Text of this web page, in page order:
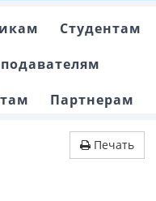
Студентам
Партнерам
Печать